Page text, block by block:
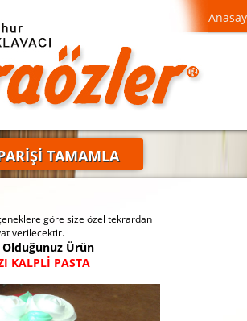
TAMAMLA
göre size özel tekrardan
verilecektir.
Olduğunuz Ürün
KALPLİ PASTA